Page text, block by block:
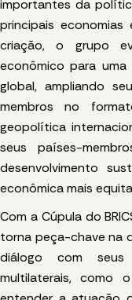
importantes da
principais
criação, o grupo
econômico para
global, ampliando
membros no
geopolítica
seus países-
desenvolvimento
econômica mais
Com a Cúpula do
torna peça-chave na
diálogo com
multilaterais, como